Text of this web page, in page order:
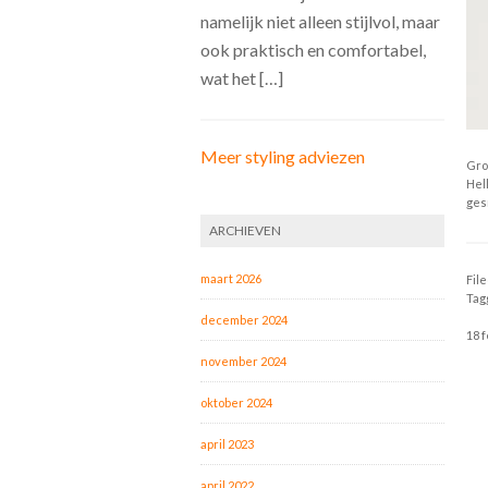
18
namelijk niet alleen stijlvol, maar
ook praktisch en comfortabel,
wat het […]
Meer styling adviezen
ARCHIEVEN
maart 2026
december 2024
november 2024
oktober 2024
april 2023